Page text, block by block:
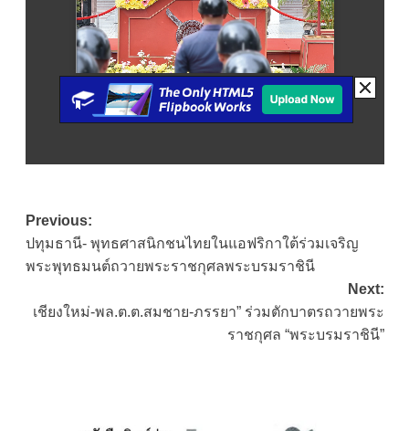
Post
navigation
Previous:
ปทุมธานี- พุทธศาสนิกชนไทยในแอฟริกาใต้ร่วมเจริญ
พระพุทธมนต์ถวายพระราชกุศลพระบรมราชินี
Next:
เชียงใหม่-พล.ต.ต.สมชาย-ภรรยา” ร่วมตักบาตรถวายพระ
ราชกุศล “พระบรมราชินี”